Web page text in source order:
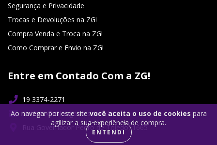
Ao navegar por este sitevocê aceita o uso de cookies para
agilizar a sua experiência de compra.
ENTENDI
Segurança e Privacidade
Trocas e Devoluções na ZG!
Compra Venda e Troca na ZG!
Como Comprar e Envio na ZG!
Entre em Contado Com a ZG!
19 3374-2271
contato@ziliongames.com.br
Rua Governador Pedro de Toledo, 1665